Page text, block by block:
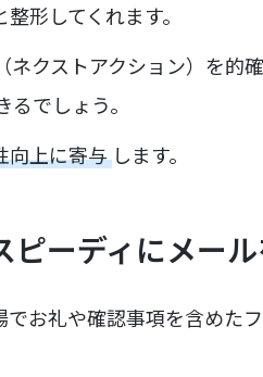
形してくれます。
クストアクション）を的
でしょう。
向上に寄与します。
ーディにメー
お礼や確認事項を含めた